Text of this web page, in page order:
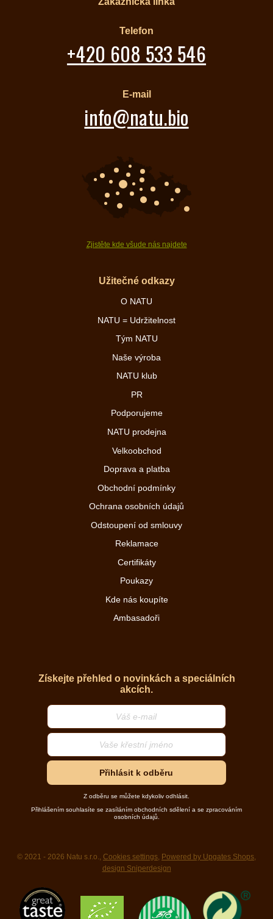
Telefon
+420 608 533 546
E-mail
info@natu.bio
Zjistěte kde všude nás najdete
Užitečné odkazy
O NATU
NATU = Udržitelnost
Tým NATU
Naše výroba
NATU klub
PR
Podporujeme
NATU prodejna
Velkoobchod
Doprava a platba
Obchodní podmínky
Ochrana osobních údajů
Odstoupení od smlouvy
Reklamace
Certifikáty
Poukazy
Kde nás koupíte
Ambasadoři
Získejte přehled o novinkách a speciálních
akcích.
Přihlásit k odběru
Z odběru se můžete kdykoliv odhlásit.
Přihlášením souhlasíte se zasíláním obchodních sdělení a se zpracováním
osobních údajů.
© 2021 - 2026 Natu s.r.o., Cookies settings, Powered by Upgates Shops,
design Sniperdesign